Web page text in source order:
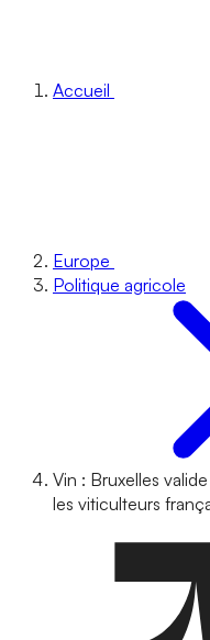
Accueil
Europe
Politique agricole
Vin : Bruxelles
les viticulteurs